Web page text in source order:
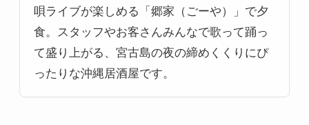
唄ライブが楽しめる「郷家（ごーや）」で夕
食。スタッフやお客さんみんなで歌って踊っ
て盛り上がる、宮古島の夜の締めくくりにぴ
ったりな沖縄居酒屋です。